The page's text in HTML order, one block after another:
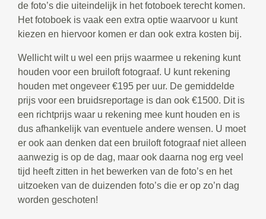
de foto’s die uiteindelijk in het fotoboek terecht komen.
Het fotoboek is vaak een extra optie waarvoor u kunt
kiezen en hiervoor komen er dan ook extra kosten bij.
Wellicht wilt u wel een prijs waarmee u rekening kunt
houden voor een bruiloft fotograaf. U kunt rekening
houden met ongeveer €195 per uur. De gemiddelde
prijs voor een bruidsreportage is dan ook €1500. Dit is
een richtprijs waar u rekening mee kunt houden en is
dus afhankelijk van eventuele andere wensen. U moet
er ook aan denken dat een bruiloft fotograaf niet alleen
aanwezig is op de dag, maar ook daarna nog erg veel
tijd heeft zitten in het bewerken van de foto’s en het
uitzoeken van de duizenden foto’s die er op zo’n dag
worden geschoten!